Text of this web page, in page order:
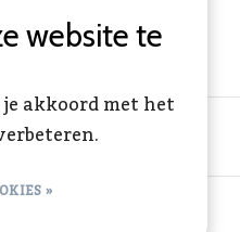
website te
akkoord met het
»